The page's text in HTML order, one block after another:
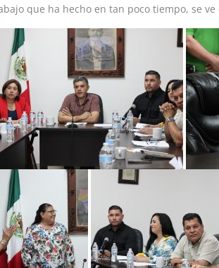
que ha hecho en tan poco tiempo, se